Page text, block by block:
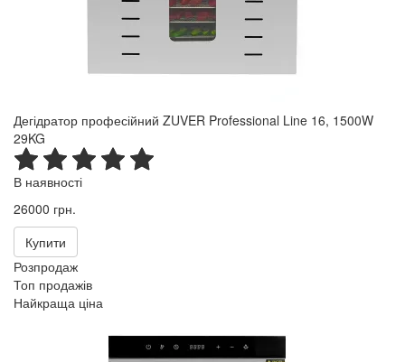
Дегідратор професійний ZUVER Professional Line 16, 1500W
29KG
В наявності
26000 грн.
Купити
Розпродаж
Топ продажів
Найкраща ціна